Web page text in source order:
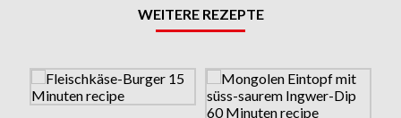
WEITERE REZEPTE